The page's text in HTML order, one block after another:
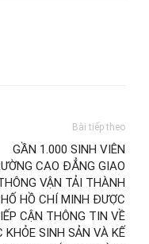
Bài tiếp theo
GẦN 1.000 SINH VIÊN
CAO ĐẲNG GIAO
VẬN TẢI THÀNH
HỒ CHÍ MINH ĐƯỢC
CẬN THÔNG TIN VỀ
KHỎE SINH SẢN VÀ KẾ